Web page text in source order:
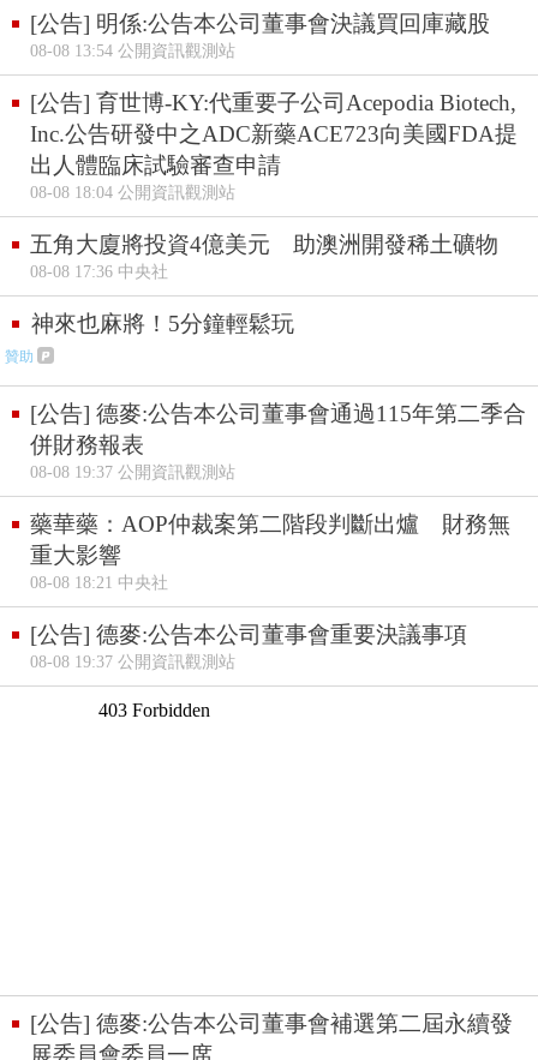
[公告] 明係:公告本公司董事會決議買回庫藏股
08-08 13:54 公開資訊觀測站
[公告] 育世博-KY:代重要子公司Acepodia Biotech,
Inc.公告研發中之ADC新藥ACE723向美國FDA提
出人體臨床試驗審查申請
08-08 18:04 公開資訊觀測站
五角大廈將投資4億美元 助澳洲開發稀土礦物
08-08 17:36 中央社
神來也麻將！5分鐘輕鬆玩
贊助
[公告] 德麥:公告本公司董事會通過115年第二季合
併財務報表
08-08 19:37 公開資訊觀測站
藥華藥：AOP仲裁案第二階段判斷出爐 財務無
重大影響
08-08 18:21 中央社
[公告] 德麥:公告本公司董事會重要決議事項
08-08 19:37 公開資訊觀測站
[公告] 德麥:公告本公司董事會補選第二屆永續發
展委員會委員一席